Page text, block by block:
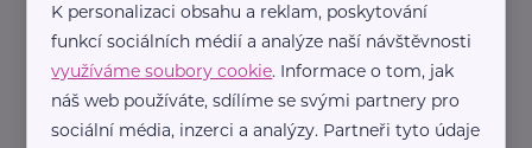
K personalizaci obsahu a reklam, poskytování
funkcí sociálních médií a analýze naší návštěvnosti
využíváme soubory cookie. Informace o tom, jak
náš web používáte, sdílíme se svými partnery pro
sociální média, inzerci a analýzy. Partneři tyto údaje